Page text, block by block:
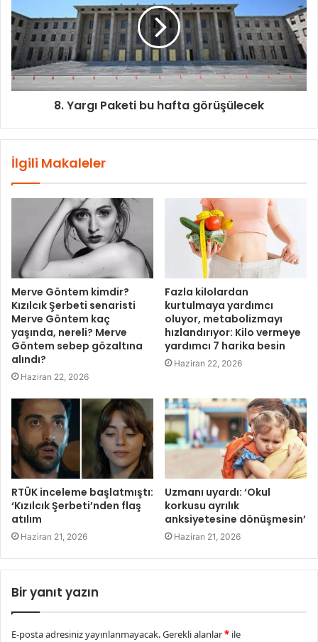
8. Yargı Paketi bu hafta görüşülecek
İlgili Makaleler
Merve Göntem kimdir?
Kızılcık Şerbeti senaristi
Merve Göntem kaç
yaşında, nereli? Merve
Göntem sebep gözaltına
alındı?
Haziran 22, 2026
Fazla kilolardan
kurtulmaya yardımcı
oluyor, metabolizmayı
hızlandırıyor: Kilo vermeye
yardımcı 7 harika besin
Haziran 22, 2026
RTÜK inceleme başlatmıştı:
‘Kızılcık Şerbeti’nden flaş
atılım
Haziran 21, 2026
Uzmanı uyardı: ‘Okul
korkusu ayrılık
anksiyetesine dönüşmesin’
Haziran 21, 2026
Bir yanıt yazın
E-posta adresiniz yayınlanmayacak.Gerekli alanlar* ile